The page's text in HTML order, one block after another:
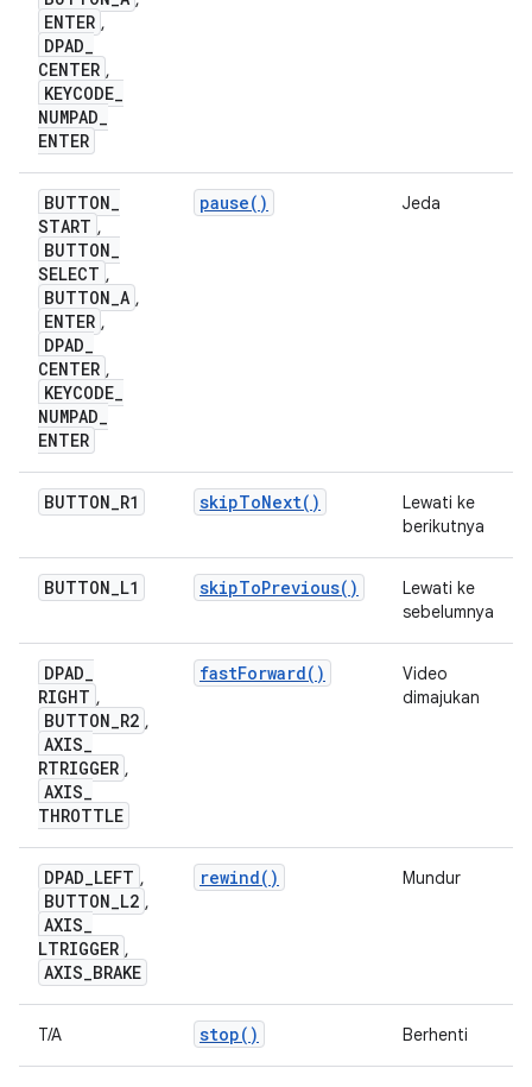
ENTER ,
DPAD_
CENTER ,
KEYCODE_
NUMPAD_
ENTER
BUTTON_
START ,
BUTTON_
SELECT ,
BUTTON_A ,
ENTER ,
DPAD_
CENTER ,
KEYCODE_
NUMPAD_
ENTER
pause() Jeda
BUTTON_R1 skipToNext()
Lewati ke
berikutnya
BUTTON_L1 skipToPrevious()
Lewati ke
sebelumnya
DPAD_
RIGHT ,
BUTTON_R2 ,
AXIS_
RTRIGGER ,
AXIS_
THROTTLE
fastForward()
Video
dimajukan
DPAD_LEFT ,
BUTTON_L2 ,
AXIS_
LTRIGGER ,
AXIS_BRAKE
rewind() Mundur
T/A stop() Berhenti